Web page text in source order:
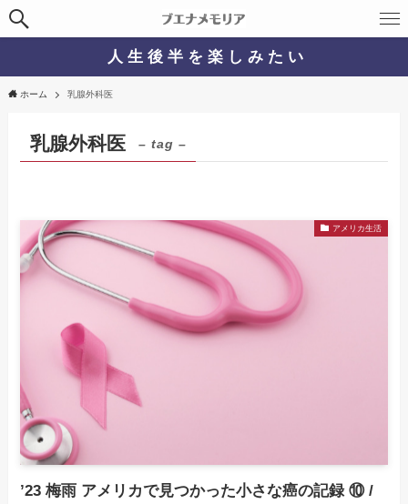
人 生 後 半 を 楽 し み た い
ホーム 乳腺外科医
乳腺外科医 – tag –
アメリカ生活
’23 梅雨 アメリカで見つかった小さな癌の記録 ⑩ /